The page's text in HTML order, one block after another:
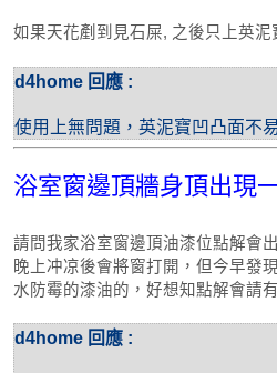
如果天花剷到見石屎, 之後只上英
d4home 回應 :
使用上無問題，英泥寶凹凸面不
浴室窗邊頂牆身頂出現
請問我家浴室窗邊頂油漆位點解會
晚上冲凉後會將窗打開，但今早發
水防霉的漆油的，好想知點解會請
d4home 回應 :